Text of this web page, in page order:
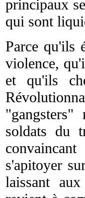
principaux
qui sont
Parce qu'ils
violence,
et qu'ils
"gangsters"
soldats du
s'apitoyer
laissant